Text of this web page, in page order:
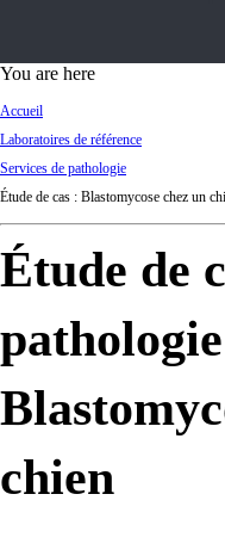
d
You are here
Accueil
Laboratoires de référence
Services de pathologie
Étude de cas : Blastomycose chez un
Étude de
chien